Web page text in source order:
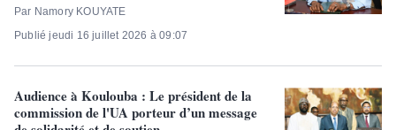
Par Namory KOUYATE
Publié jeudi 16 juillet 2026 à 09:07
Audience à Koulouba : Le président de la
commission de l'UA porteur d’un message